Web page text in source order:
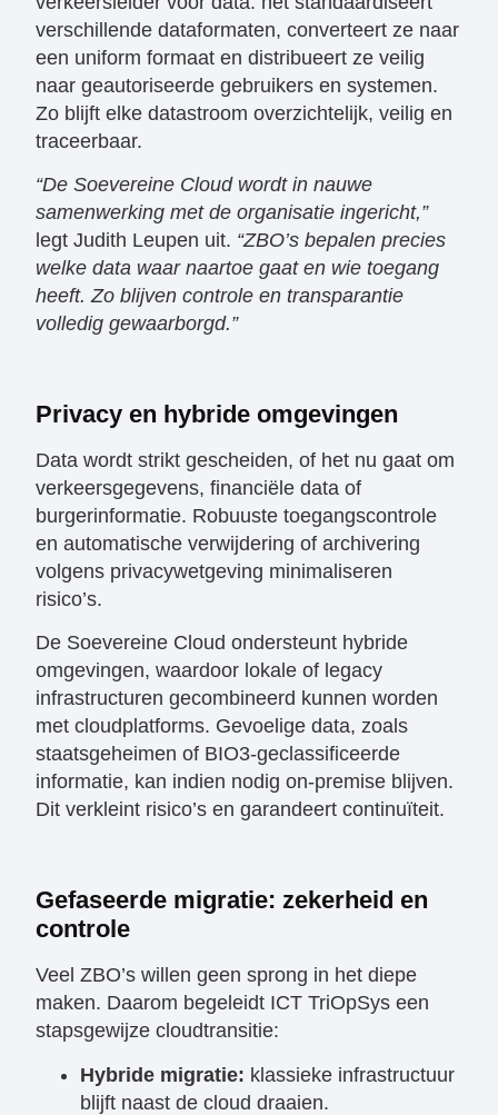
verschillende dataformaten, converteert ze naar
een uniform formaat en distribueert ze veilig
naar geautoriseerde gebruikers en systemen.
Zo blijft elke datastroom overzichtelijk, veilig en
traceerbaar.
“De Soevereine Cloud wordt in nauwe
samenwerking met de organisatie ingericht,”
legt Judith Leupen uit. “ZBO’s bepalen precies
welke data waar naartoe gaat en wie toegang
heeft. Zo blijven controle en transparantie
volledig gewaarborgd.”
​Privacy en hybride omgevingen
​Data wordt strikt gescheiden, of het nu gaat om
verkeersgegevens, financiële data of
burgerinformatie. Robuuste toegangscontrole
en automatische verwijdering of archivering
volgens privacywetgeving minimaliseren
risico’s.
De Soevereine Cloud ondersteunt hybride
omgevingen, waardoor lokale of legacy
infrastructuren gecombineerd kunnen worden
met cloudplatforms. Gevoelige data, zoals
staatsgeheimen of BIO3-geclassificeerde
informatie, kan indien nodig on-premise blijven.
Dit verkleint risico’s en garandeert continuïteit.
​Gefaseerde migratie: zekerheid en
controle
​Veel ZBO’s willen geen sprong in het diepe
maken. Daarom begeleidt ICT TriOpSys een
stapsgewijze cloudtransitie:
Hybride migratie: klassieke infrastructuur
blijft naast de cloud draaien.